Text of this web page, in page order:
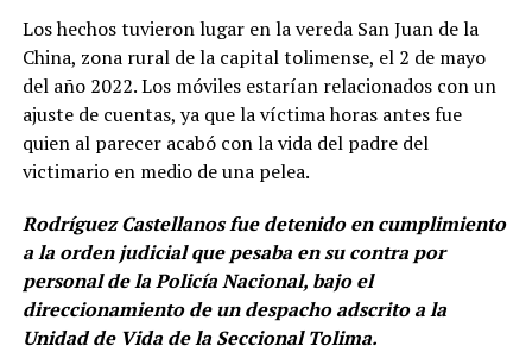
Los hechos tuvieron lugar en la vereda San Juan de la
China, zona rural de la capital tolimense, el 2 de mayo
del año 2022. Los móviles estarían relacionados con un
ajuste de cuentas, ya que la víctima horas antes fue
quien al parecer acabó con la vida del padre del
victimario en medio de una pelea.
Rodríguez Castellanos fue detenido en cumplimiento
a la orden judicial que pesaba en su contra por
personal de la Policía Nacional, bajo el
direccionamiento de un despacho adscrito a la
Unidad de Vida de la Seccional Tolima.